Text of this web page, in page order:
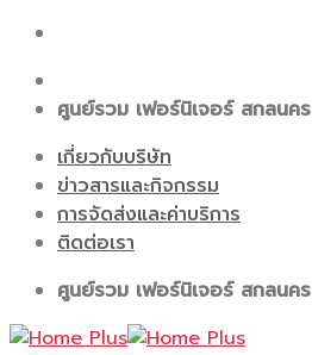
Skip
content
ศูนย์รวม เฟอร์นิเจอร์ สกลนคร
เกี่ยวกับบริษัท
ข่าวสารและกิจกรรม
การจัดส่งและค่าบริการ
ติดต่อเรา
ศูนย์รวม เฟอร์นิเจอร์ สกลนคร